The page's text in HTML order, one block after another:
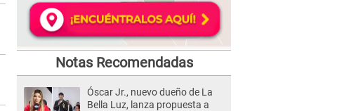
Notas Recomendadas
Óscar Jr., nuevo dueño de La
Bella Luz, lanza propuesta a